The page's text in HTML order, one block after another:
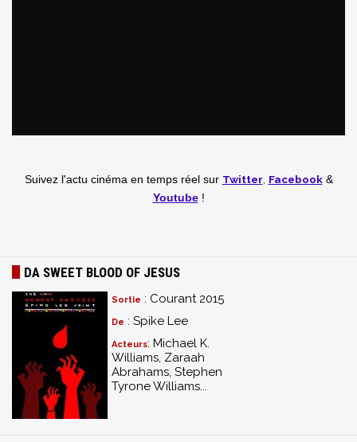
Suivez l'actu cinéma en temps réel sur Twitter Facebook&
Youtube!
DA SWEET BLOOD OF JESUS
Sortie : Courant 2015
De : Spike Lee
Acteurs: Michael K.
Williams, Zaraah
Abrahams, Stephen
Tyrone Williams...